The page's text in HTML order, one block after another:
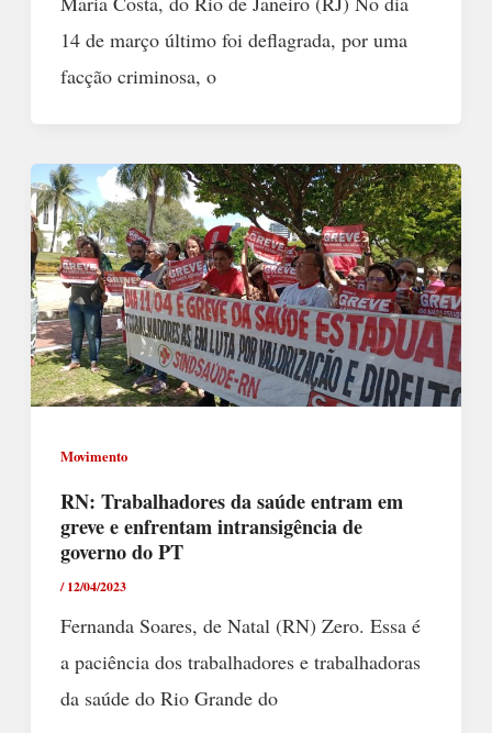
14 de março último foi deflagrada, por uma
facção criminosa, o
Movimento
RN: Trabalhadores da saúde entram em
greve e enfrentam intransigência de
governo do PT
/12/04/2023
Fernanda Soares, de Natal (RN) Zero. Essa é
a paciência dos trabalhadores e trabalhadoras
da saúde do Rio Grande do